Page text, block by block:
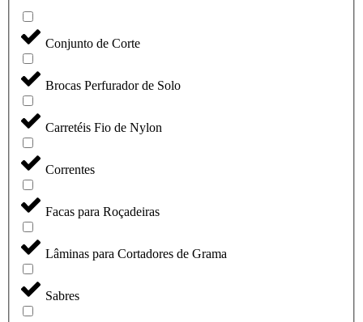
Conjunto de Corte
Brocas Perfurador de Solo
Carretéis Fio de Nylon
Correntes
Facas para Roçadeiras
Lâminas para Cortadores de Grama
Sabres